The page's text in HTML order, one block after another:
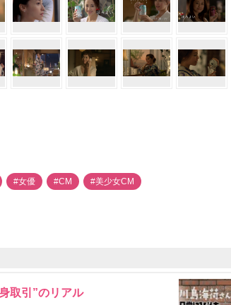
#女優 #CM #美少女CM
取引”のリアル